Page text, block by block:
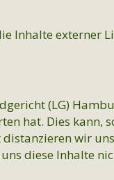
externer
(LG)
hat. Dies kann,
wir
diese Inhalte